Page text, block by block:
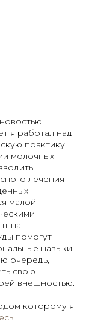
я работал над
практику
молочных
лечения
малой
на
помогут
навыки
очередь,
свою
внешностью.
которому я